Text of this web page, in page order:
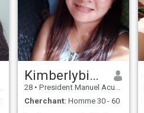
Kimberlybicoy
28 • President Manuel Acuña Roxas, Zamboanga del Norte, Philippin...
Cherchant: Homme 30 - 60